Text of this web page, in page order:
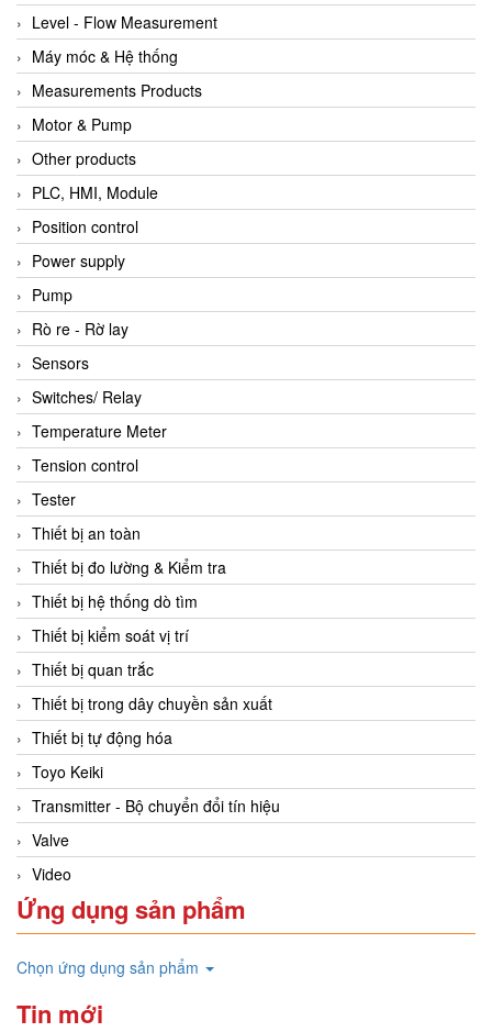
Level - Flow Measurement
Máy móc & Hệ thống
Measurements Products
Motor & Pump
Other products
PLC, HMI, Module
Position control
Power supply
Pump
Rò re - Rờ lay
Sensors
Switches/ Relay
Temperature Meter
Tension control
Tester
Thiết bị an toàn
Thiết bị đo lường & Kiểm tra
Thiết bị hệ thống dò tìm
Thiết bị kiểm soát vị trí
Thiết bị quan trắc
Thiết bị trong dây chuyền sản xuất
Thiết bị tự động hóa
Toyo Keiki
Transmitter - Bộ chuyển đổi tín hiệu
Valve
Video
Ứng dụng sản phẩm
Chọn ứng dụng sản phẩm
Tin mới